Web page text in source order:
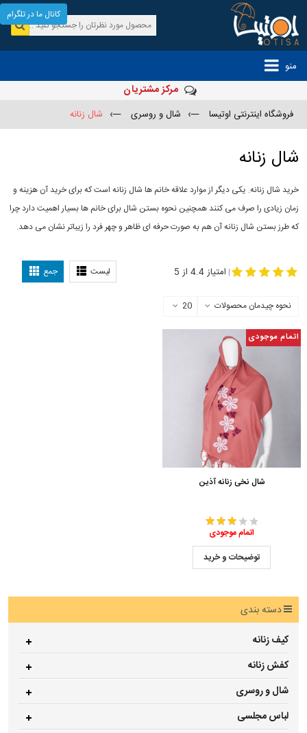
منو
مرکز مشتریان
فروشگاه اینترنتی اوتیسا —› شال و روسری —› شال زنانه
شال زنانه
خرید شال زنانه. یکی دیگر از موارد علاقه خانم ها شال زنانه است که برای خرید آن هزینه و
زمان زیادی را صرف می کنند همچنین نحوه بستن شال برای خانم ها بسیار اهمیت دارد چرا
که طرز بستن شال زنانه آن هم به صورت حرفه ای ظاهر و چهر فرد را زیباتر نشان می دهد.
لیست جمع | امتیاز 4.4 از 5
نحوه چیدمان محصولات 20
اتمام موجودی
شال نخی زنانه آذین
اتمام موجودی
توضیحات و خرید
دسته بندی
کیف زنانه
کفش زنانه
شال و روسری
لباس مجلسی
کانال ما در تلگرام